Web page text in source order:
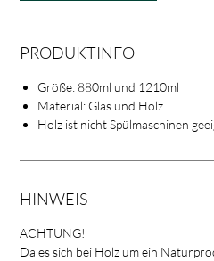
PRODUKTINFO
Größe: 880ml und 1210ml
Material: Glas und Holz
Holz ist nicht Spülmaschinen
HINWEIS
ACHTUNG!
Da es sich bei Holz um ein